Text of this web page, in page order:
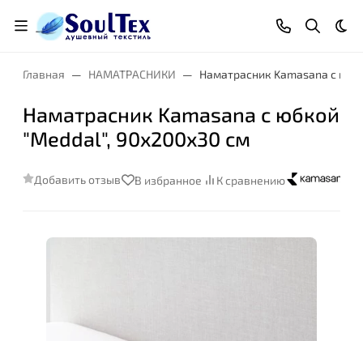
Главная НАМАТРАСНИКИ Наматрасник Kamasana с
Наматрасник Kamasana с юбкой
"Meddal", 90x200x30 см
Добавить отзыв В избранное К сравнению